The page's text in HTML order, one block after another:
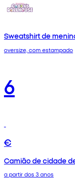
Sweatshirt de
oversize, com estampado
6
€
Camião de cidade
a partir dos 3 anos